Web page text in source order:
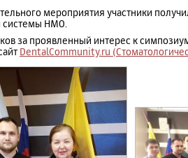
мероприятия участники
системы НМО.
за проявленный интерес к
сайт DentalCommunity.ru